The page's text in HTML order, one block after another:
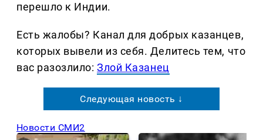
перешло к Индии.
Есть жалобы? Канал для добрых казанцев,
которых вывели из себя. Делитеcь тем, что
вас разозлило:Злой Казанец
Следующая новость ↓
Новости СМИ2